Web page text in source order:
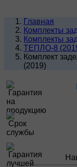
Главная
Комплекты
Комплекты
ТЕПЛО-8
Комплект
(2019)